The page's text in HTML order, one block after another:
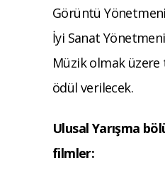
Görüntü
İyi Sanat
Müzik olmak
ödül verilecek.
Ulusal Yarışma
filmler: